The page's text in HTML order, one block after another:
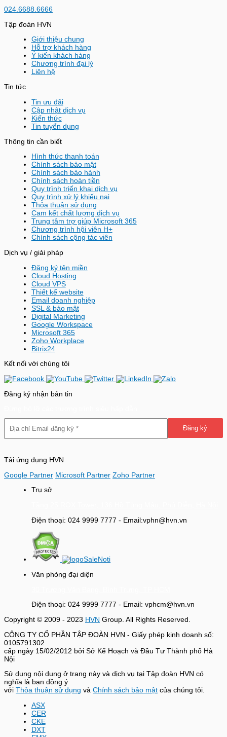
024.6688.6666
Tập đoàn HVN
Giới thiệu chung
Hỗ trợ khách hàng
Ý kiến khách hàng
Chương trình đại lý
Liên hệ
Tin tức
Tin ưu đãi
Cập nhật dịch vụ
Kiến thức
Tin tuyển dụng
Thông tin cần biết
Hình thức thanh toán
Chính sách bảo mật
Chính sách bảo hành
Chính sách hoàn tiền
Quy trình triển khai dịch vụ
Quy trình xử lý khiếu nại
Thỏa thuận sử dụng
Cam kết chất lượng dịch vụ
Trung tâm trợ giúp Microsoft 365
Chương trình hội viên H+
Chính sách cộng tác viên
Dịch vụ / giải pháp
Đăng ký tên miền
Cloud Hosting
Cloud VPS
Thiết kế website
Email doanh nghiệp
SSL & bảo mật
Digital Marketing
Google Workspace
Microsoft 365
Zoho Workplace
Bitrix24
Kết nối với chúng tôi
Đăng ký nhận bản tin
Tải ứng dụng HVN
Google Partner Microsoft Partner Zoho Partner
Trụ sở
Điện thoại: 024 9999 7777 - Email:vphn@hvn.vn
Văn phòng đại diện
Điện thoại: 024 9999 7777 - Email: vphcm@hvn.vn
Copyright © 2009 - 2023 HVN Group. All Rights Reserved.
CÔNG TY CỔ PHẦN TẬP ĐOÀN HVN - Giấy phép kinh doanh số:
0105791302
cấp ngày 15/02/2012 bởi Sở Kế Hoạch và Đầu Tư Thành phố Hà
Nội
Sử dụng nội dung ở trang này và dịch vụ tại Tập đoàn HVN có
nghĩa là bạn đồng ý
với Thỏa thuận sử dụng và Chính sách bảo mật của chúng tôi.
ASX
CER
CKE
DXT